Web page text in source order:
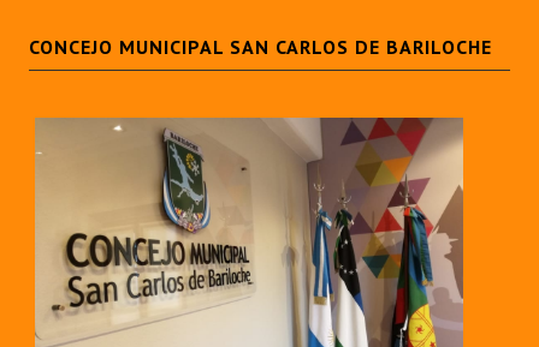
CONCEJO MUNICIPAL SAN CARLOS DE BARILOCHE